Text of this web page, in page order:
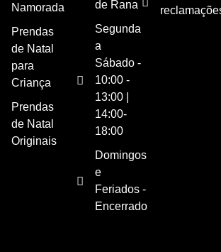
Namorada
Prendas
de Natal
para
Criança
Prendas
de Natal
Originais
de Rana
Segunda
a
Sábado -
10:00 -
13:00 |
14:00-
18:00
Domingos
e
Feriados -
Encerrado